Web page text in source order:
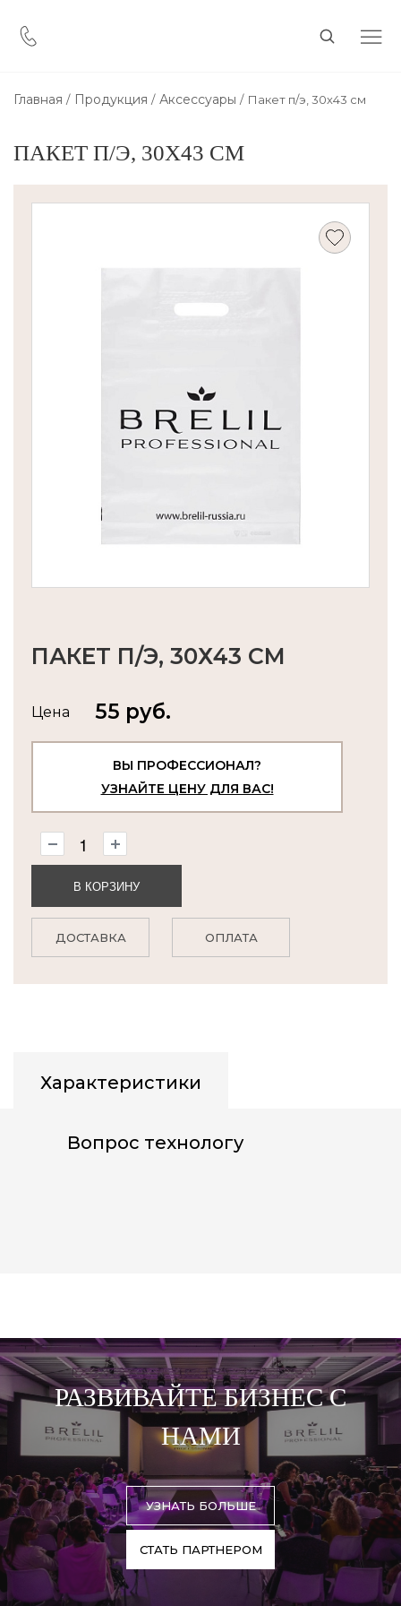
Главная Продукция Аксессуары Пакет п/э, 30х43 см
ПАКЕТ П/Э, 30Х43 СМ
ПАКЕТ П/Э, 30Х43 СМ
Цена 55 руб.
ВЫ ПРОФЕССИОНАЛ?
УЗНАЙТЕ ЦЕНУ ДЛЯ ВАС!
В КОРЗИНУ
ДОСТАВКА ОПЛАТА
Характеристики
Вопрос технологу
РАЗВИВАЙТЕ БИЗНЕС С
НАМИ
УЗНАТЬ БОЛЬШЕ
СТАТЬ ПАРТНЕРОМ